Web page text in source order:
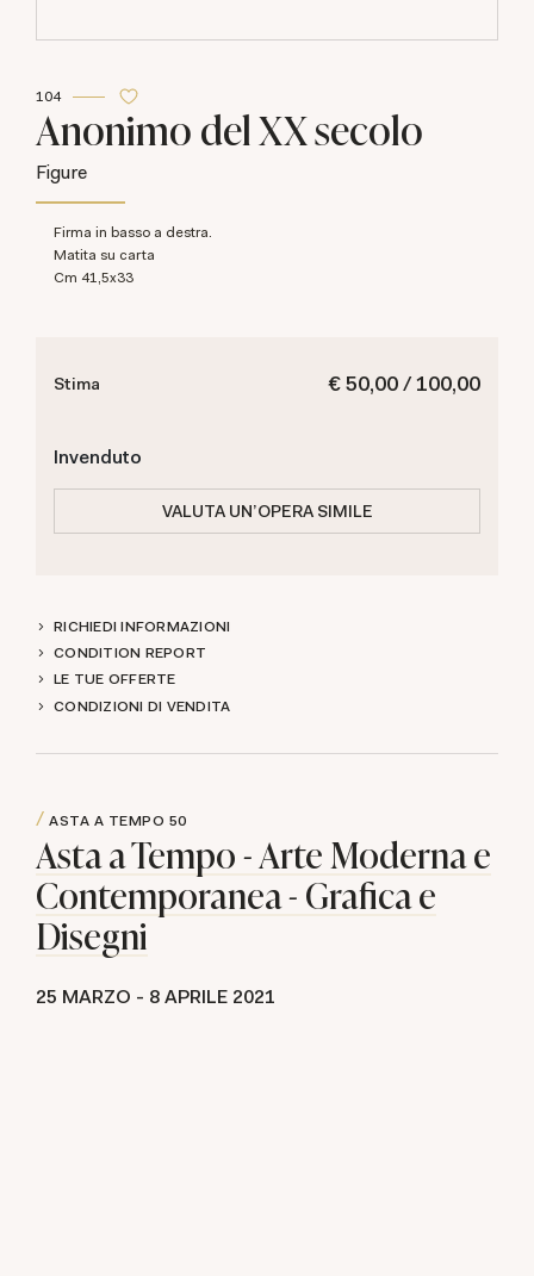
104
Anonimo del XX secolo
Figure
Firma in basso a destra.
Matita su carta
cm 41,5x33
€ 50,00 / 100,00
Stima
Invenduto
VALUTA UN'OPERA SIMILE
RICHIEDI INFORMAZIONI
CONDITION REPORT
LE TUE OFFERTE
CONDIZIONI DI VENDITA
ASTA A TEMPO 50
Asta a Tempo - Arte Moderna e
Contemporanea - Grafica e
Disegni
25 MARZO - 8 APRILE 2021